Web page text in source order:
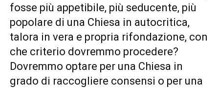
fosse più appetibile, più seducente, più
popolare di una Chiesa in autocritica,
talora in vera e propria rifondazione, con
che criterio dovremmo procedere?
Dovremmo optare per una Chiesa in
grado di raccogliere consensi o per una